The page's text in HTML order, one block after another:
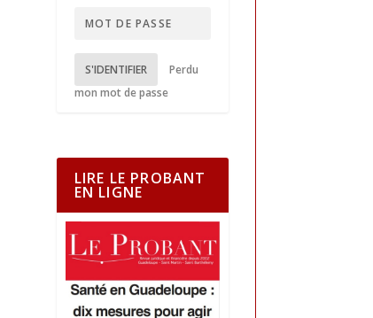
S'IDENTIFIER
Perdu
mon mot de passe
LIRE LE PROBANT
EN LIGNE